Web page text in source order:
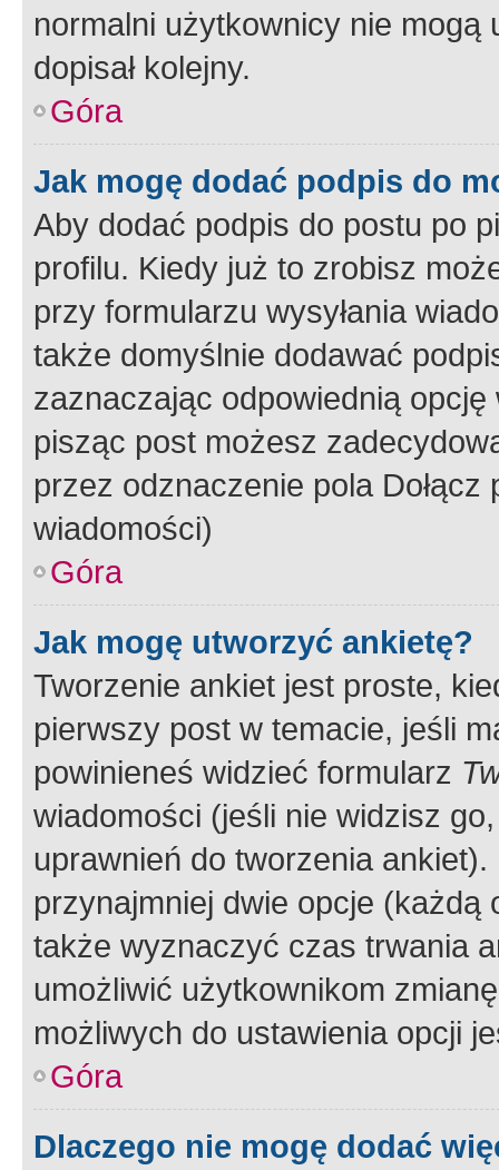
normalni użytkownicy nie
dopisał kolejny.
Góra
Jak mogę dodać podpis do
Aby dodać podpis do postu po
profilu. Kiedy już to zrobisz
przy formularzu wysyłania
także domyślnie dodawać
zaznaczając odpowiednią
pisząc post możesz
przez odznaczenie pola
wiadomości)
Góra
Jak mogę utworzyć ankietę?
Tworzenie ankiet jest proste,
pierwszy post w temacie, jeśli
powinieneś widzieć formularz
wiadomości (jeśli nie widzisz
uprawnień do tworzenia
przynajmniej dwie opcje
także wyznaczyć czas trwania
umożliwić użytkownikom
możliwych do ustawienia opcji
Góra
Dlaczego nie mogę dodać